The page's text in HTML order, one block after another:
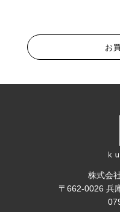
お
株式会
〒662-0026 兵